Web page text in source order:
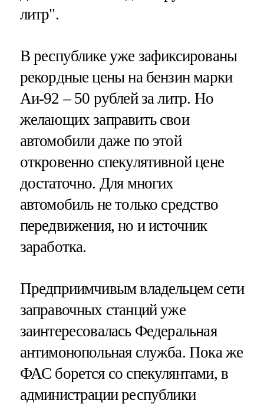
литр".
В республике уже зафиксированы
рекордные цены на бензин марки
Аи-92 – 50 рублей за литр. Но
желающих заправить свои
автомобили даже по этой
откровенно спекулятивной цене
достаточно. Для многих
автомобиль не только средство
передвижения, но и источник
заработка.
Предприимчивым владельцем сети
заправочных станций уже
заинтересовалась Федеральная
антимонопольная служба. Пока же
ФАС борется со спекулянтами, в
администрации республики